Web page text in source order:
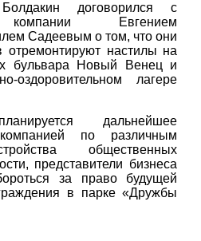
договорился с
компании Евгением
Садеевым о том, что они
отремонтируют настилы на
бульвара Новый Венец и
оздоровительном лагере
дальнейшее
по различным
общественных
представители бизнеса
за право будущей
в парке «Дружбы